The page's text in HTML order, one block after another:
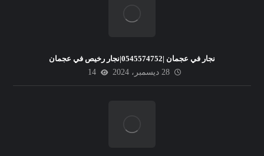
نجار في عجمان |0545574752|نجار رخيص في عجمان
28 ديسمبر، 2024
14